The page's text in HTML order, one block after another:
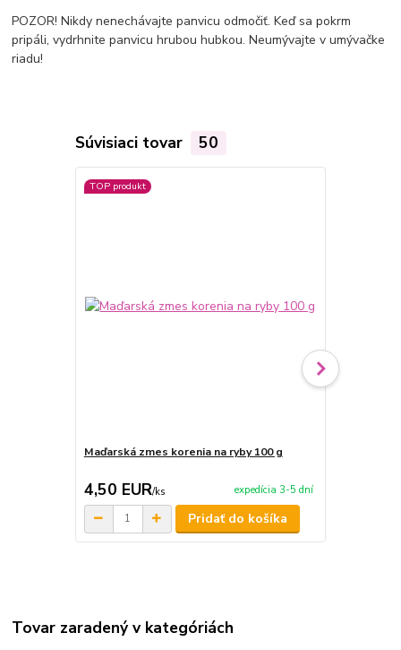
POZOR! Nikdy nenechávajte panvicu odmočiť. Keď sa pokrm
pripáli, vydrhnite panvicu hrubou hubkou. Neumývajte v umývačke
riadu!
Súvisiaci tovar 50
TOP produkt
Maďarská zmes korenia na ryby 100 g
4,50 EUR/ks expedícia 3-5 dní
Pridať do košíka
Tovar zaradený v kategóriách